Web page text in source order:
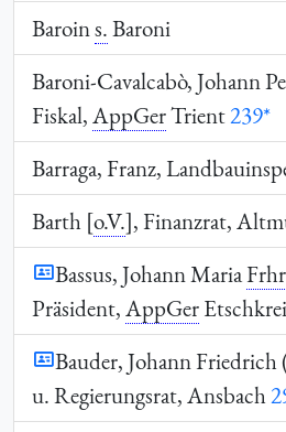
Baroins.Baroni
Baroni-Cavalcabò, Johann
Fiskal,AppGerTrient239*
Barraga, Franz,
Barth [o.V.], Finanzrat,
Bassus, Johann Maria
Präsident,AppGer
Bauder, Johann
u. Regierungsrat, Ansbach